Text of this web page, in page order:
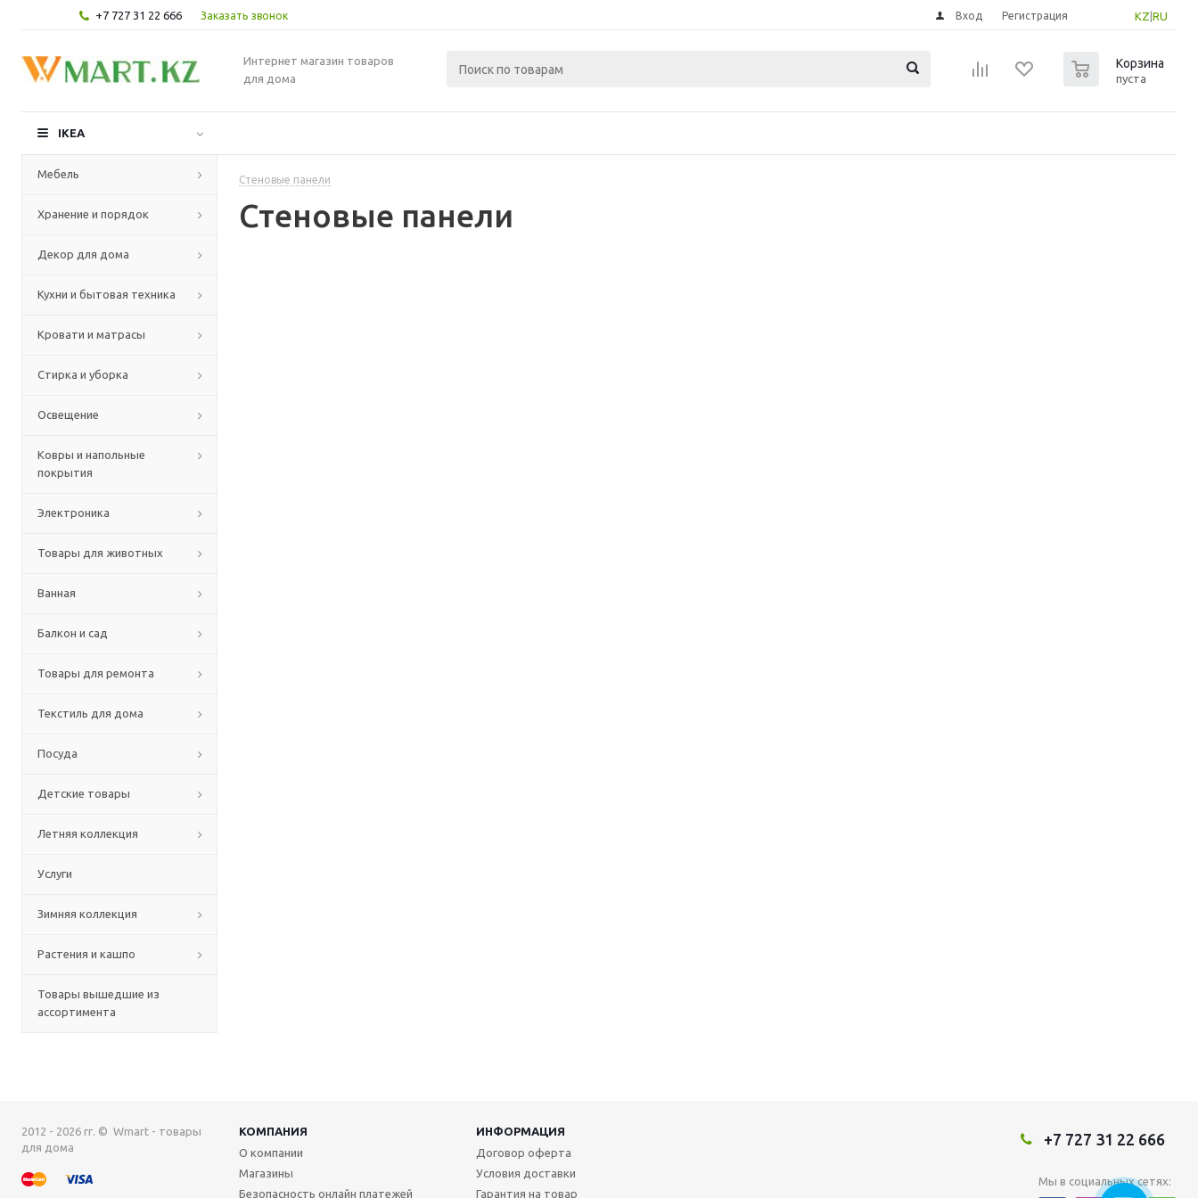
+7 727 31 22 666 Заказать звонок KZ RU
Вход Регистрация
Интернет магазин товаров
для дома
Корзина
пуста
IKEA
Мебель
Хранение и порядок
Декор для дома
Кухни и бытовая техника
Кровати и матрасы
Стирка и уборка
Освещение
Ковры и напольные
покрытия
Электроника
Товары для животных
Ванная
Балкон и сад
Товары для ремонта
Текстиль для дома
Посуда
Детские товары
Летняя коллекция
Услуги
Зимняя коллекция
Растения и кашпо
Товары вышедшие из
ассортимента
Стеновые панели
Стеновые панели
2012 - 2026 гг. © Wmart - товары
для дома
КОМПАНИЯ
ИНФОРМАЦИЯ
О компании
Магазины
Безопасность онлайн платежей
Договор оферта
Условия доставки
Гарантия на товар
+7 727 31 22 666
Мы в социальных сетях: